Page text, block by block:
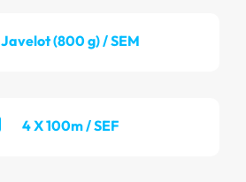
Javelot (800 g) / SEM
4 X 100m / SEF